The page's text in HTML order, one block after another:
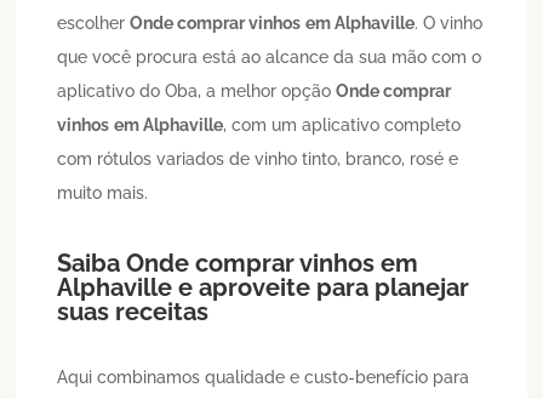
escolherOnde comprar vinhos em Alphaville. O vinho
que você procura está ao alcance da sua mão com o
aplicativo do Oba, a melhor opçãoOnde comprar
vinhos em Alphaville, com um aplicativo completo
com rótulos variados de vinho tinto, branco, rosé e
muito mais.
SaibaOnde comprar vinhos em
Alphaville e aproveite para planejar
suas receitas
Aqui combinamos qualidade e custo-benefício para